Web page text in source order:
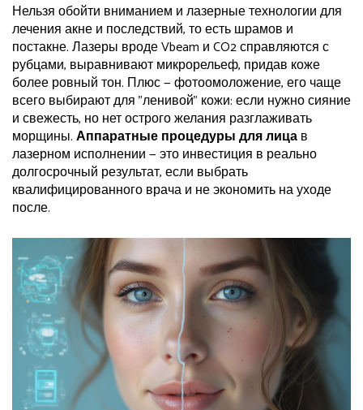
Нельзя обойти вниманием и лазерные технологии для
лечения акне и последствий, то есть шрамов и
постакне. Лазеры вроде Vbeam и CO2 справляются с
рубцами, выравнивают микрорельеф, придав коже
более ровный тон. Плюс — фотоомоложение, его чаще
всего выбирают для "ленивой" кожи: если нужно сияние
и свежесть, но нет острого желания разглаживать
морщины.Аппаратные процедуры для лицав
лазерном исполнении — это инвестиция в реально
долгосрочный результат, если выбрать
квалифицированного врача и не экономить на уходе
после.